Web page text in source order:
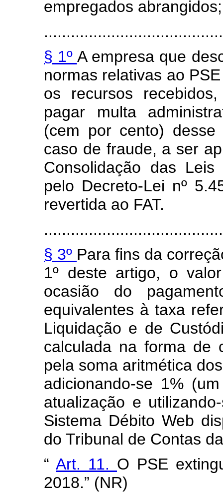
empregados
§ 1º A empresa que
normas relativas ao
os recursos
pagar multa
(cem por cento)
caso de fraude, a ser
Consolidação das
pelo Decreto-Lei nº
revertida ao FAT.
§ 3º Para fins da
1º deste artigo, o
ocasião do
equivalentes à taxa
Liquidação e de
calculada na forma de
pela soma aritmética
adicionando-se 1%
atualização e
Sistema Débito Web
do Tribunal de Contas
“ Art. 11. O PSE
2018.” (NR)